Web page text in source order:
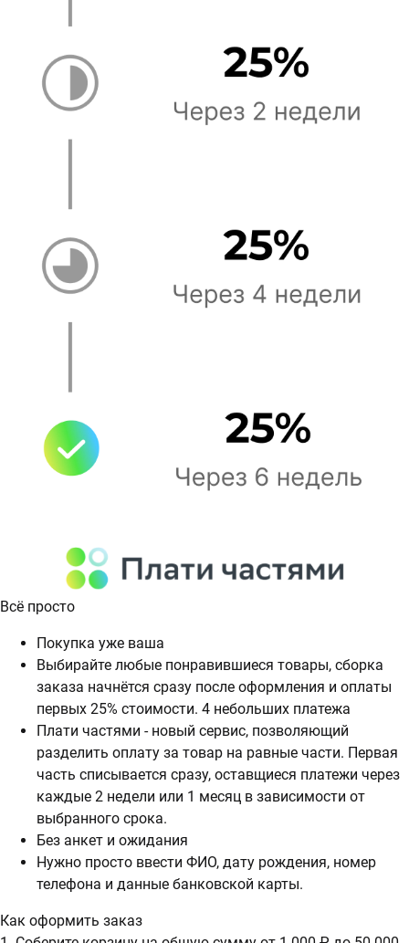
Всё просто
Покупка уже ваша
Выбирайте любые понравившиеся товары, сборка
заказа начнётся сразу после оформления и оплаты
первых 25% стоимости. 4 небольших платежа
Плати частями - новый сервис, позволяющий
разделить оплату за товар на равные части. Первая
часть списывается сразу, оставщиеся платежи через
каждые 2 недели или 1 месяц в зависимости от
выбранного срока.
Без анкет и ожидания
Нужно просто ввести ФИО, дату рождения, номер
телефона и данные банковской карты.
Как оформить заказ